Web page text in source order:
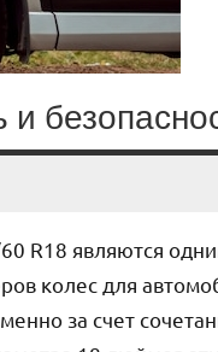
R18 являются
колес для
за счет